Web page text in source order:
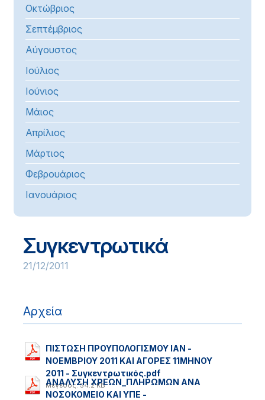
Οκτώβριος
Σεπτέμβριος
Αύγουστος
Ιούλιος
Ιούνιος
Μάιος
Απρίλιος
Μάρτιος
Φεβρουάριος
Ιανουάριος
Συγκεντρωτικά
21/12/2011
Αρχεία
ΠΙΣΤΩΣΗ ΠΡΟΥΠΟΛΟΓΙΣΜΟΥ ΙΑΝ -
ΝΟΕΜΒΡΙΟΥ 2011 ΚΑΙ ΑΓΟΡΕΣ 11ΜΗΝΟΥ
2011 - Συγκεντρωτικός.pdf
Μέγεθος: 54.2 KB
ΑΝΑΛΥΣΗ ΧΡΕΩΝ_ΠΛΗΡΩΜΩΝ ΑΝΑ
ΝΟΣΟΚΟΜΕΙΟ ΚΑΙ ΥΠΕ -